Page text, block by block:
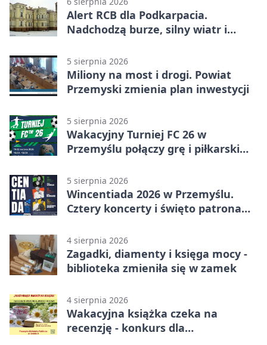
Alert RCB dla Podkarpacia.
Nadchodzą burze, silny wiatr i
5 sierpnia 2026
Miliony na most i drogi. Powiat
Przemyski zmienia plan inwestycji
5 sierpnia 2026
Wakacyjny Turniej FC 26 w
Przemyślu połączy grę i piłkarski
5 sierpnia 2026
Wincentiada 2026 w Przemyślu.
Cztery koncerty i święto patrona
4 sierpnia 2026
Zagadki, diamenty i księga mocy -
biblioteka zmieniła się w zamek
4 sierpnia 2026
Wakacyjna książka czeka na
recenzję - konkurs dla